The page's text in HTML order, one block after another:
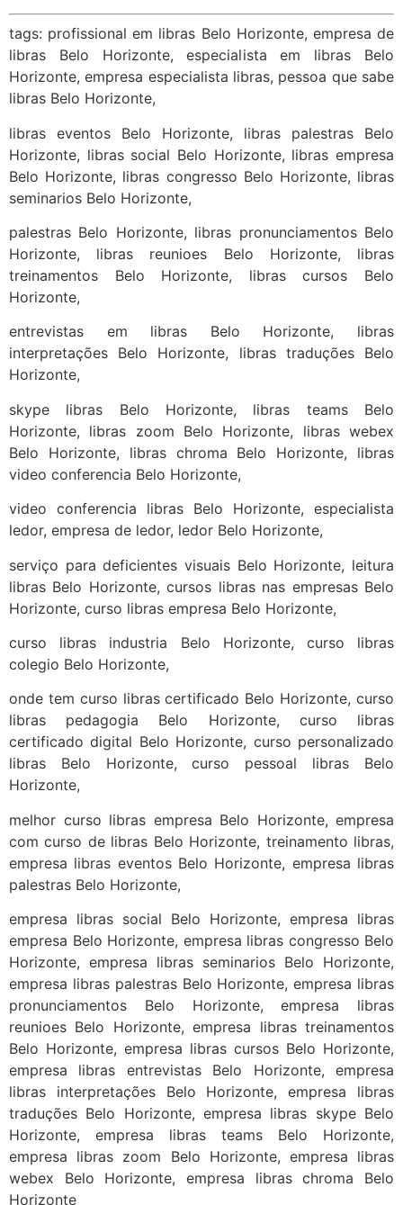
tags: profissional em libras Belo Horizonte, empresa de
libras Belo Horizonte, especialista em libras Belo
Horizonte, empresa especialista libras, pessoa que sabe
libras Belo Horizonte,
libras eventos Belo Horizonte, libras palestras Belo
Horizonte, libras social Belo Horizonte, libras empresa
Belo Horizonte, libras congresso Belo Horizonte, libras
seminarios Belo Horizonte,
palestras Belo Horizonte, libras pronunciamentos Belo
Horizonte, libras reunioes Belo Horizonte, libras
treinamentos Belo Horizonte, libras cursos Belo
Horizonte,
entrevistas em libras Belo Horizonte, libras
interpretações Belo Horizonte, libras traduções Belo
Horizonte,
skype libras Belo Horizonte, libras teams Belo
Horizonte, libras zoom Belo Horizonte, libras webex
Belo Horizonte, libras chroma Belo Horizonte, libras
video conferencia Belo Horizonte,
video conferencia libras Belo Horizonte, especialista
ledor, empresa de ledor, ledor Belo Horizonte,
serviço para deficientes visuais Belo Horizonte, leitura
libras Belo Horizonte, cursos libras nas empresas Belo
Horizonte, curso libras empresa Belo Horizonte,
curso libras industria Belo Horizonte, curso libras
colegio Belo Horizonte,
onde tem curso libras certificado Belo Horizonte, curso
libras pedagogia Belo Horizonte, curso libras
certificado digital Belo Horizonte, curso personalizado
libras Belo Horizonte, curso pessoal libras Belo
Horizonte,
melhor curso libras empresa Belo Horizonte, empresa
com curso de libras Belo Horizonte, treinamento libras,
empresa libras eventos Belo Horizonte, empresa libras
palestras Belo Horizonte,
empresa libras social Belo Horizonte, empresa libras
empresa Belo Horizonte, empresa libras congresso Belo
Horizonte, empresa libras seminarios Belo Horizonte,
empresa libras palestras Belo Horizonte, empresa libras
pronunciamentos Belo Horizonte, empresa libras
reunioes Belo Horizonte, empresa libras treinamentos
Belo Horizonte, empresa libras cursos Belo Horizonte,
empresa libras entrevistas Belo Horizonte, empresa
libras interpretações Belo Horizonte, empresa libras
traduções Belo Horizonte, empresa libras skype Belo
Horizonte, empresa libras teams Belo Horizonte,
empresa libras zoom Belo Horizonte, empresa libras
webex Belo Horizonte, empresa libras chroma Belo
Horizonte